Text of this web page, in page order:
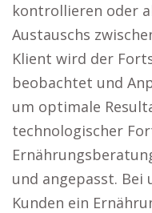
kontrollieren oder
Austauschs
Klient wird der
beobachtet und
um optimale
technologischer
und angepasst. Bei
Kunden ein